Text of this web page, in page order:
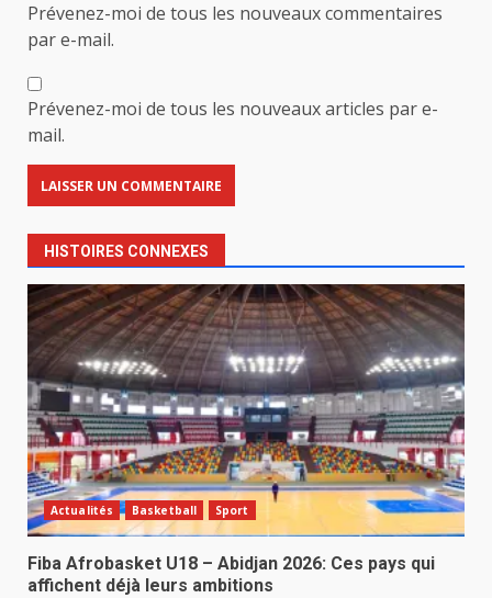
Prévenez-moi de tous les nouveaux commentaires
par e-mail.
Prévenez-moi de tous les nouveaux articles par e-
mail.
HISTOIRES CONNEXES
Actualités Basketball Sport
Fiba Afrobasket U18 – Abidjan 2026: Ces pays qui
affichent déjà leurs ambitions